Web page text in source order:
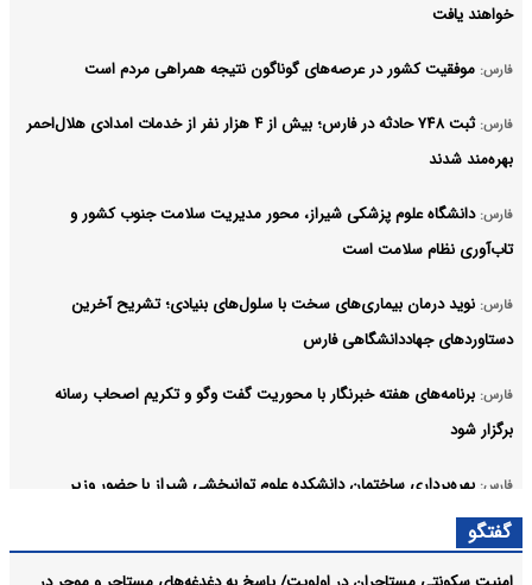
خواهند یافت
فارس: موفقیت کشور در عرصه‌های گوناگون نتیجه همراهی مردم است
فارس:
ثبت ۷۴۸ حادثه در فارس؛ بیش از ۴ هزار نفر از خدمات امدادی هلال‌احمر
بهره‌مند شدند
فارس: دانشگاه علوم پزشکی شیراز، محور مدیریت سلامت جنوب کشور و
تاب‌آوری نظام سلامت است
فارس: نوید درمان بیماری‌های سخت با سلول‌های بنیادی؛ تشریح آخرین
دستاوردهای جهاددانشگاهی فارس
فارس: برنامه‌های هفته خبرنگار با محوریت گفت وگو و تکریم اصحاب رسانه
برگزار شود
فارس: بهره‌برداری ساختمان دانشکده علوم توانبخشی شیراز با حضور وزیر
بهداشت
فارس: درخشش بانوان تکواندوکار فارس در رقابت‌های جهانی هانمادانگ‌ با کسب
گفتگو